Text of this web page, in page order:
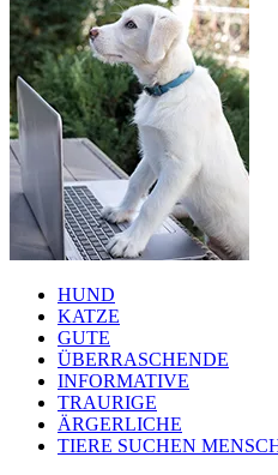
HUND
KATZE
GUTE
ÜBERRASCHENDE
INFORMATIVE
TRAURIGE
ÄRGERLICHE
TIERE SUCHEN